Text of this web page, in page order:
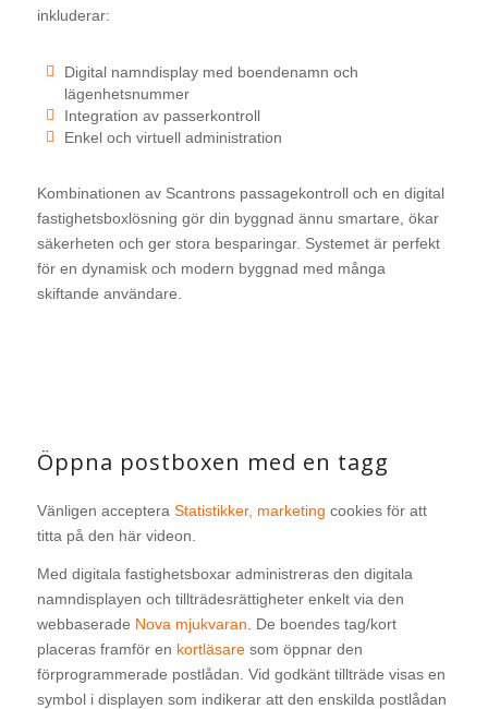
inkluderar:
Digital namndisplay med boendenamn och
lägenhetsnummer
Integration av passerkontroll
Enkel och virtuell administration
Kombinationen av Scantrons passagekontroll och en digital
fastighetsboxlösning gör din byggnad ännu smartare, ökar
säkerheten och ger stora besparingar. Systemet är perfekt
för en dynamisk och modern byggnad med många
skiftande användare.
Öppna postboxen med en tagg
Vänligen acceptera Statistikker, marketing cookies för att
titta på den här videon.
Med digitala fastighetsboxar administreras den digitala
namndisplayen och tillträdesrättigheter enkelt via den
webbaserade Nova mjukvaran . De boendes tag/kort
placeras framför en kortläsaresom öppnar den
förprogrammerade postlådan. Vid godkänt tillträde visas en
symbol i displayen som indikerar att den enskilda postlådan